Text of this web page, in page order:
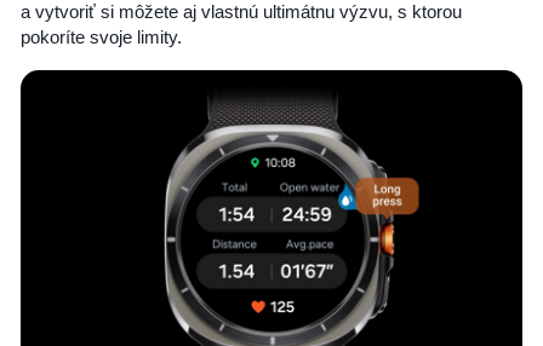
a vytvoriť si môžete aj vlastnú ultimátnu výzvu, s ktorou
pokoríte svoje limity.